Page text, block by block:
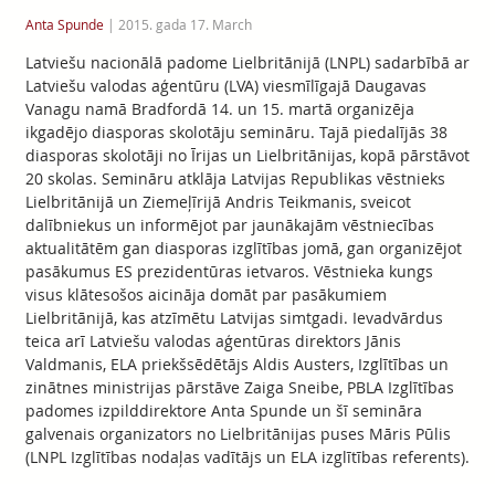
Anta Spunde| 2015. gada 17. March
Latviešu nacionālā padome Lielbritānijā (LNPL) sadarbībā ar
Latviešu valodas aģentūru (LVA) viesmīlīgajā Daugavas
Vanagu namā Bradfordā 14. un 15. martā organizēja
ikgadējo diasporas skolotāju semināru. Tajā piedalījās 38
diasporas skolotāji no Īrijas un Lielbritānijas, kopā pārstāvot
20 skolas. Semināru atklāja Latvijas Republikas vēstnieks
Lielbritānijā un Ziemeļīrijā Andris Teikmanis, sveicot
dalībniekus un informējot par jaunākajām vēstniecības
aktualitātēm gan diasporas izglītības jomā, gan organizējot
pasākumus ES prezidentūras ietvaros. Vēstnieka kungs
visus klātesošos aicināja domāt par pasākumiem
Lielbritānijā, kas atzīmētu Latvijas simtgadi. Ievadvārdus
teica arī Latviešu valodas aģentūras direktors Jānis
Valdmanis, ELA priekšsēdētājs Aldis Austers, Izglītības un
zinātnes ministrijas pārstāve Zaiga Sneibe, PBLA Izglītības
padomes izpilddirektore Anta Spunde un šī semināra
galvenais organizators no Lielbritānijas puses Māris Pūlis
(LNPL Izglītības nodaļas vadītājs un ELA izglītības referents).